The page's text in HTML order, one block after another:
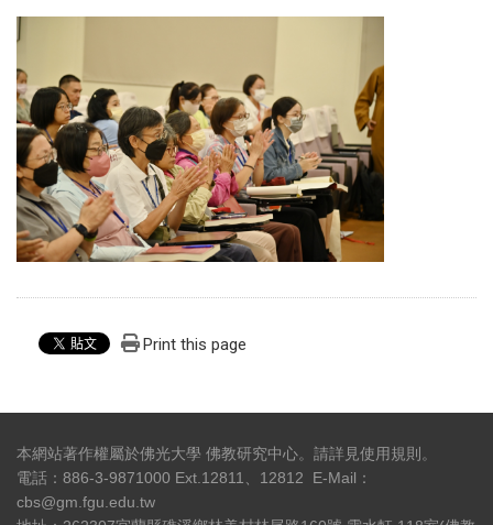
Print this page
本網站著作權屬於佛光大學 佛教研究中心。請詳見使用規則 。
電話：886-3-9871000 Ext.12811、12812 E-Mail：
cbs@gm.fgu.edu.tw